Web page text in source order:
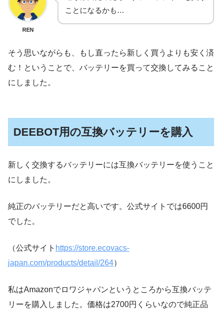
REN
ことになるかも…
そう思いながらも、もし直ったら新しく買うよりも安く済
む！ということで、バッテリーを買って交換してみること
にしました。
DEEBOT用の互換バッテリーを購入
新しく交換するバッテリーには互換バッテリーを使うこと
にしました。
純正のバッテリーだと高いです。公式サイトでは6600円
でした。
（公式サイト https://store.ecovacs-
japan.com/products/detail/264）
私はAmazonでロワジャパンというところから互換バッテ
リーを購入しました。価格は2700円くらいなので純正品